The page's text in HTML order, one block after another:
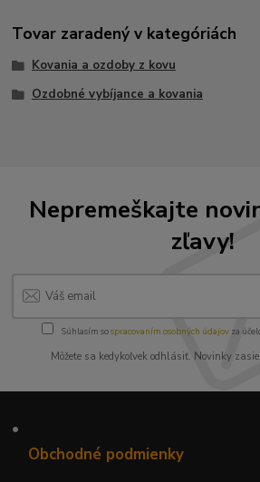
Tovar zaradený v kategóriách
Kovania a ozdoby z kovu
Ozdobné vybíjance a kovania
Nepremeškajte
zľavy!
Súhlasím sospracovaním osobných údajov za
Môžete sa kedykoľvek odhlásiť. Novinky
•
Obchodné podmienky